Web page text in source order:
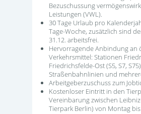
Bezuschussung
Leistungen (VWL).
30 Tage Urlaub pro
Tage-Woche, zusätzlich sind
31.12. arbeitsfrei.
Hervorragende Anbindung an
Verkehrsmittel: Stationen
Friedrichsfelde-Ost (S5, S7,
Straßenbahnlinien und
Arbeitgeberzuschuss zum
Kostenloser Eintritt in den
Vereinbarung zwischen
Tierpark Berlin) von Montag